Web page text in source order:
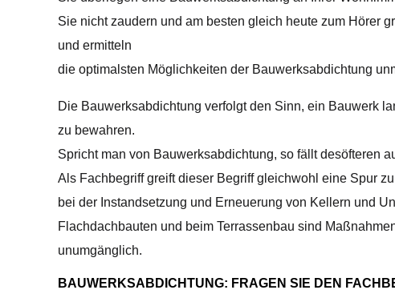
Sie nicht zaudern und am besten gleich heute zum Hörer
und ermitteln
die optimalsten Möglichkeiten der Bauwerksabdichtung
Die Bauwerksabdichtung verfolgt den Sinn, ein Bauwerk
zu bewahren.
Spricht man von Bauwerksabdichtung, so fällt desöfteren
Als Fachbegriff greift dieser Begriff gleichwohl eine Spur
bei der Instandsetzung und Erneuerung von Kellern und
Flachdachbauten und beim Terrassenbau sind
unumgänglich.
BAUWERKSABDICHTUNG: FRAGEN SIE DEN